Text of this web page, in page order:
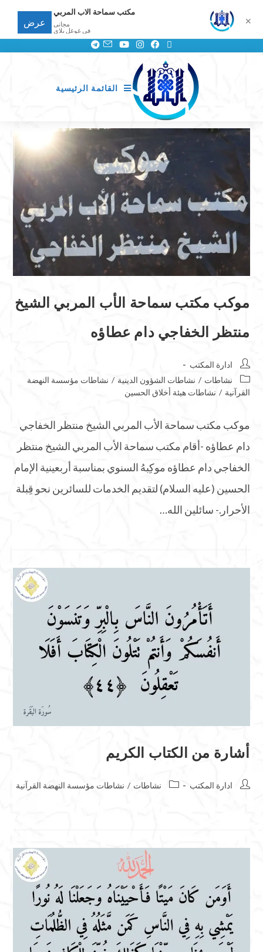
القائمة الرئيسية
موكب مكتب سماحة الأب المربي الشيخ
منتظر الخفاجي دام عطاؤه
ادارة المكتب
نشاطات / نشاطات الشؤون الدينية / نشاطات مؤسسة النهضة
القرآنية / نشاطات هيئة أخلاق الحسين
موكب مكتب سماحة الأب المربي الشيخ منتظر الخفاجي
دام عطاؤه -أقام مكتب سماحة الأب المربي الشيخ منتظر
الخفاجي دام عطاؤه موكِبهُ السنوي بمناسبة أربعينية الإمام
الحسين (عليه السلام) لتقديم الخدمات للسائرين نحو قِبلة
الأحرار.- سائلين الله…
أشارة من الكتاب الكريم
ادارة المكتب نشاطات / نشاطات مؤسسة النهضة القرآنية
✕
مكتب سماحة الاب المربي
مجانى
في غوغل بلاي
عرض